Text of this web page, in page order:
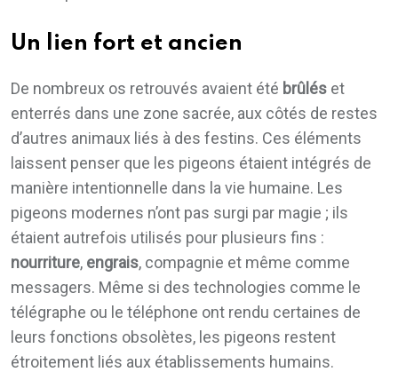
Un lien fort et ancien
De nombreux os retrouvés avaient été brûlés et
enterrés dans une zone sacrée, aux côtés de restes
d’autres animaux liés à des festins. Ces éléments
laissent penser que les pigeons étaient intégrés de
manière intentionnelle dans la vie humaine. Les
pigeons modernes n’ont pas surgi par magie ; ils
étaient autrefois utilisés pour plusieurs fins :
nourriture, engrais, compagnie et même comme
messagers. Même si des technologies comme le
télégraphe ou le téléphone ont rendu certaines de
leurs fonctions obsolètes, les pigeons restent
étroitement liés aux établissements humains.